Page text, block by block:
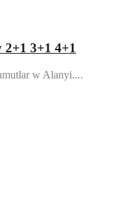
3+1 4+1
w Alanyi....